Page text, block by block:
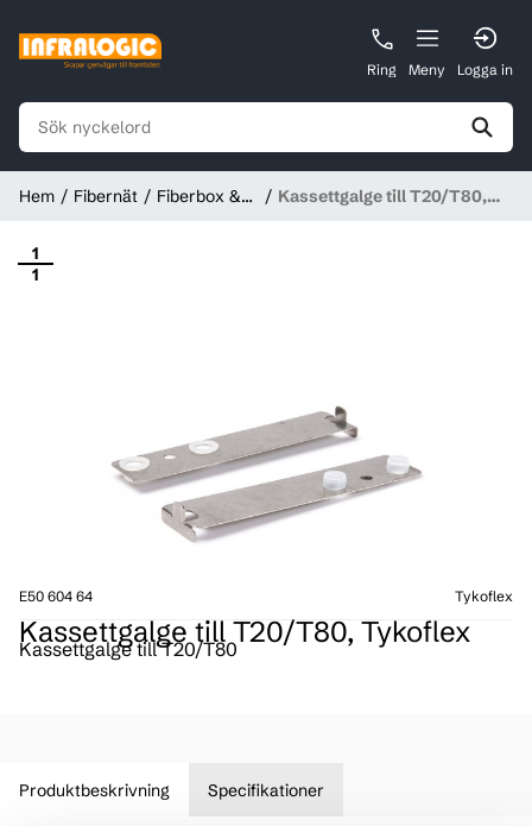
Ring Meny Logga in
Hem Fibernät
Fiberbox &
Kassettgalge till T20/T80,
1
1
E50 604 64 Tykoflex
Kassettgalge till T20/T80, Tykoflex
Kassettgalge till T20/T80
Produktbeskrivning Specifikationer